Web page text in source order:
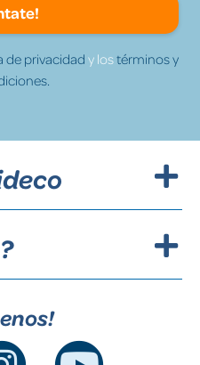
de privacidad y lostérminos y